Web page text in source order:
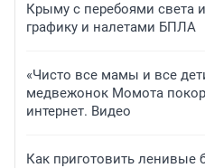
Крыму с перебоями света
графику и налетами БПЛА
«Чисто все мамы и все
медвежонок Момота
интернет. Видео
Как приготовить ленивые